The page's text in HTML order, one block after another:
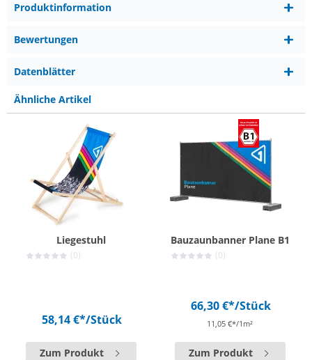
Produktinformation
Bewertungen
Datenblätter
Ähnliche Artikel
Liegestuhl
(0)
58,14 €*/Stück
Zum Produkt
Bauzaunbanner Plane B1
(0)
66,30 €*/Stück
11,05 €*/1m²
Zum Produkt